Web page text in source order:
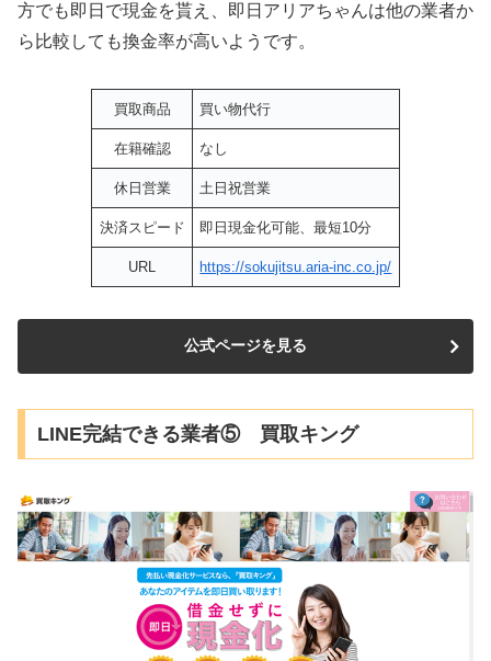
方でも即日で現金を貰え、即日アリアちゃんは他の業者か
ら比較しても換金率が高いようです。
買取商品 買い物代行
在籍確認 なし
休日営業 土日祝営業
決済スピード 即日現金化可能、最短10分
URL https://sokujitsu.aria-inc.co.jp/
公式ページを見る
LINE完結できる業者⑤ 買取キング